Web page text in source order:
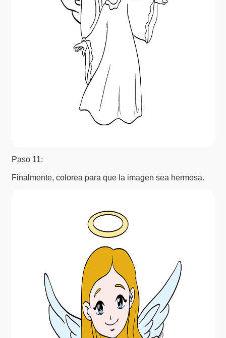
Paso 11:
Finalmente, colorea para que la imagen sea hermosa.